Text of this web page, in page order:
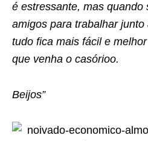
é estressante, mas quando
amigos para trabalhar
tudo fica mais fácil e
que venha o casórioo.
Beijos”